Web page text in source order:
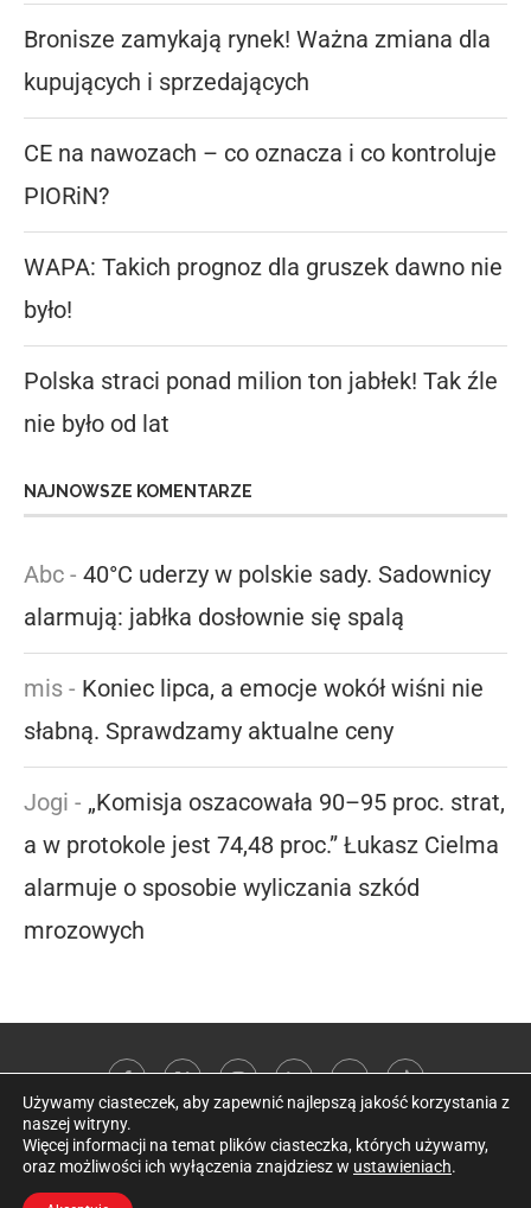
Bronisze zamykają rynek! Ważna zmiana dla
kupujących i sprzedających
CE na nawozach – co oznacza i co kontroluje
PIORiN?
WAPA: Takich prognoz dla gruszek dawno nie
było!
Polska straci ponad milion ton jabłek! Tak źle
nie było od lat
NAJNOWSZE KOMENTARZE
Abc - 40°C uderzy w polskie sady. Sadownicy
alarmują: jabłka dosłownie się spalą
mis - Koniec lipca, a emocje wokół wiśni nie
słabną. Sprawdzamy aktualne ceny
Jogi - „Komisja oszacowała 90–95 proc. strat,
a w protokole jest 74,48 proc.” Łukasz Cielma
alarmuje o sposobie wyliczania szkód
mrozowych
@2026 Kobieta w sadzie
Używamy ciasteczek, aby zapewnić najlepszą jakość korzystania z
naszej witryny.
Więcej informacji na temat plików ciasteczka, których używamy,
oraz możliwości ich wyłączenia znajdziesz w ustawieniach.